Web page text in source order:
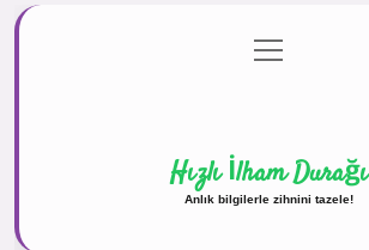
Gizlilik Politikası
menüyü
aç
Hızlı İlham Durağı
Anlık bilgilerle zihnini tazele!